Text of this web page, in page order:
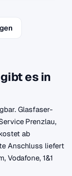
es in
Glasfaser-
Prenzlau,
ab
Anschluss liefert
Vodafone, 1&1